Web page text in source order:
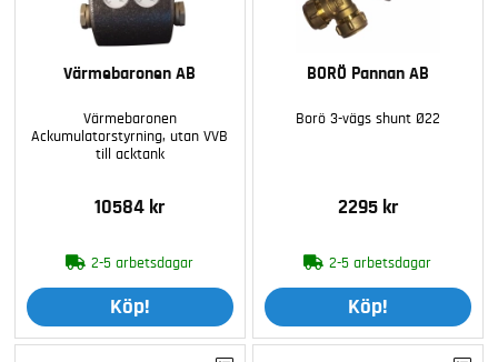
Värmebaronen AB
Värmebaronen
Ackumulatorstyrning, utan VVB
till acktank
10584 kr
2-5 arbetsdagar
Köp!
BORÖ Pannan AB
Borö 3-vägs shunt Ø22
2295 kr
2-5 arbetsdagar
Köp!